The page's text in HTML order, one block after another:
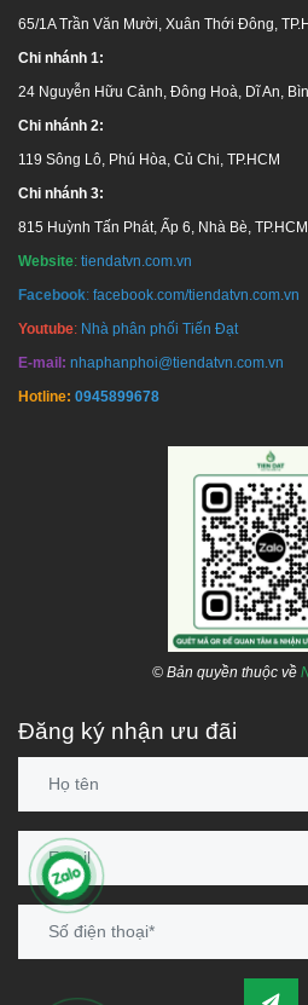
65/1A Trần Văn Mười, Xuân Thới Đông,
Chi nhánh 1:
24 Nguyễn Hữu Cảnh, Đông Hoà, Dĩ An,
Chi nhánh 2:
119 Sông Lô, Phú Hòa, Củ Chi, TP.HCM
Chi nhánh 3:
815 Huỳnh Tấn Phát, Ấp 6, Nhà Bè, TP.HCM
Website: tiendatvn.com.vn
Facebook: facebook.com/tiendatvn.com.vn
Youtube: Nhà phân phối Tiến Đạt
E-mail: nhaphanphoi@tiendatvn.com.vn
Hotline: 0945899678
© Bản quyền thuộc về
Đăng ký nhận ưu đãi